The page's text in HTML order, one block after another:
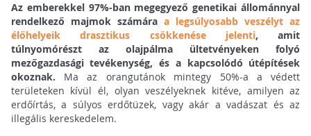
Az emberekkel 97%-ban megegyező genetikai állománnyal
rendelkező majmok számára a legsúlyosabb veszélyt az
élőhelyeik drasztikus csökkenése jelenti, amit
túlnyomórészt az olajpálma ültetvényeken folyó
mezőgazdasági tevékenység, és a kapcsolódó útépítések
okoznak. Ma az orangutánok mintegy 50%-a a védett
területeken kívül él, olyan veszélyeknek kitéve, amilyen az
erdőírtás, a súlyos erdőtüzek, vagy akár a vadászat és az
illegális kereskedelem.